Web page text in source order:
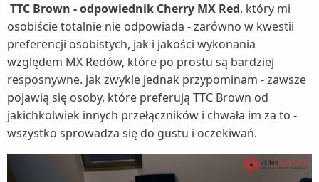
TTC Brown - odpowiednik Cherry MX Red, który mi
osobiście totalnie nie odpowiada - zarówno w kwestii
preferencji osobistych, jak i jakości wykonania
względem MX Redów, które po prostu są bardziej
resposnywne. jak zwykle jednak przypominam - zawsze
pojawią się osoby, które preferują TTC Brown od
jakichkolwiek innych przełączników i chwała im za to -
wszystko sprowadza się do gustu i oczekiwań.